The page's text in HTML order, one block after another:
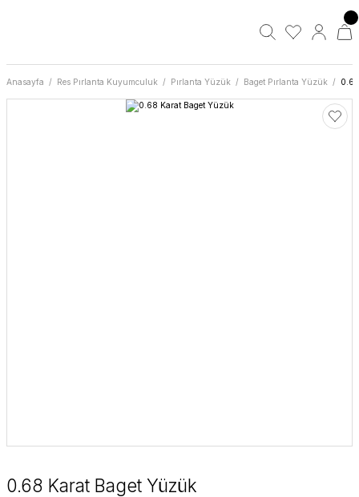
Anasayfa Res Pırlanta Kuyumculuk Pırlanta Yüzük Baget Pırlanta Yüzük
0.68 Karat Baget Yüzük